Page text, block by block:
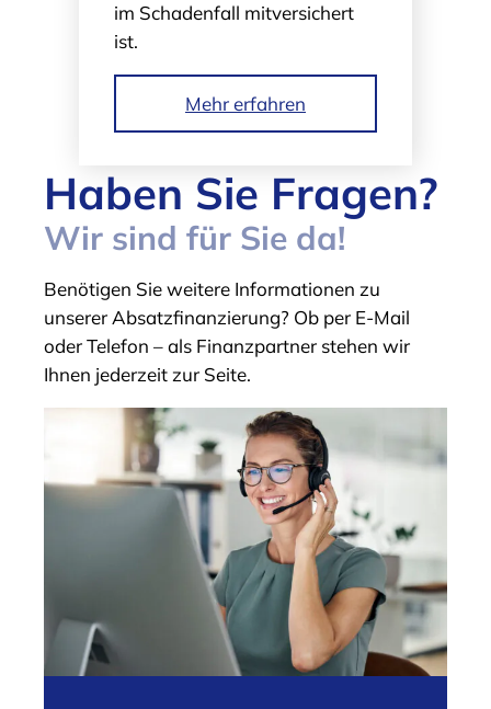
im Schadenfall mitversichert
ist.
Mehr erfahren
Haben Sie Fragen?
Wir sind für Sie da!
Benötigen Sie weitere Informationen zu
unserer Absatzfinanzierung? Ob per E-Mail
oder Telefon – als Finanzpartner stehen wir
Ihnen jederzeit zur Seite.